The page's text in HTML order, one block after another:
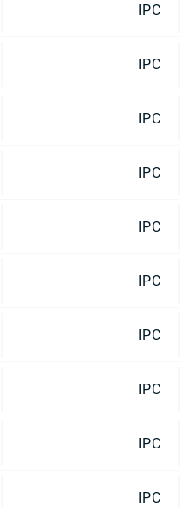
IPC
IPC
IPC
IPC
IPC
IPC
IPC
IPC
IPC
IPC